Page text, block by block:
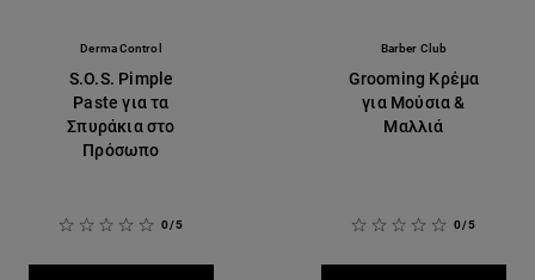
Derma Control
S.O.S. Pimple
Paste για τα
Σπυράκια στο
Πρόσωπο
0/5
Barber Club
Grooming Κρέμα
για Μούσια &
Μαλλιά
0/5